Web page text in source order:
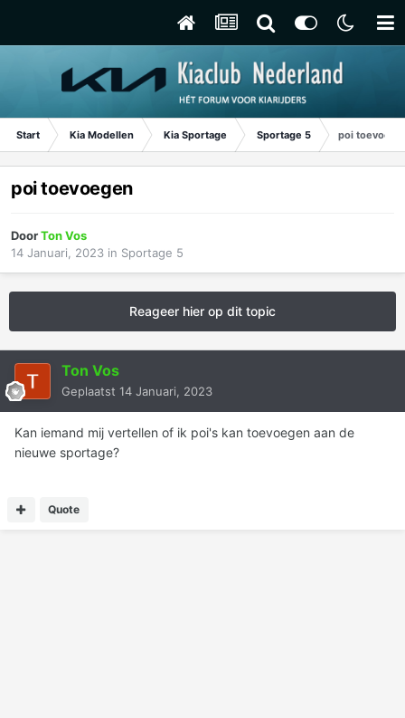
Start Kia Modellen Kia Sportage Sportage 5 poi
poi toevoegen
DoorTon Vos
14 Januari, 2023 in Sportage 5
Reageer hier op dit topic
Ton Vos
Geplaatst 14 Januari, 2023
Kan iemand mij vertellen of ik poi's kan toevoegen aan de
nieuwe sportage?
Quote